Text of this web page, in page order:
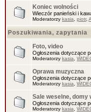
Koniec wolności
Wieczór panieński i
Moderatorzy kasia piotr,
Poszukiwania, zapytania
Foto, video
Ogłoszenia dotyczące
Moderatorzy kasia
Oprawa muzyczna
Ogłoszenia dotyczące
Moderatorzy kasia
Sale weselne, domy
Ogłoszenia dotyczące
Moderatorzy kasia